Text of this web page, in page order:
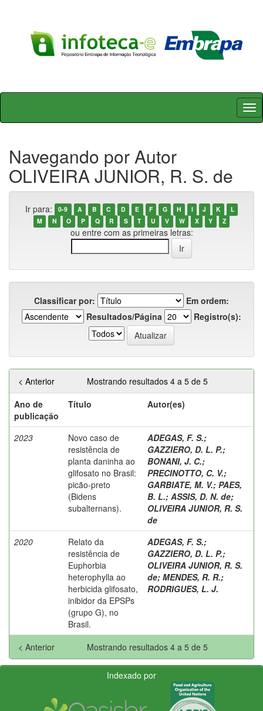
Skip
Navegando por Autor
OLIVEIRA JUNIOR, R. S. de
Ir para: 0-9 A B C D E F G H I J K
L
M
N O P Q R S T U V W X Y Z
ou entre com as primeiras letras:
Classificar por:
Em ordem:
Resultados/Página
Registro(s):
Mostrando resultados 4 a 5 de 5
< Anterior
Ano de
publicação
Título Autor(es)
2023
Novo caso de
resistência de
planta daninha ao
glifosato no Brasil:
picão-preto
(Bidens
subalternans).
ADEGAS, F. S.;
GAZZIERO, D. L. P.;
BONANI, J. C.;
PRECINOTTO, C. V.;
GARBIATE, M. V.; PAES,
B. L.; ASSIS, D. N. de;
OLIVEIRA JUNIOR, R. S.
de
2020
Relato da
resistência de
Euphorbia
heterophylla ao
herbicida glifosato,
inibidor da EPSPs
(grupo G), no
Brasil.
ADEGAS, F. S.;
GAZZIERO, D. L. P.;
OLIVEIRA JUNIOR, R. S.
de; MENDES, R. R.;
RODRIGUES, L. J.
Mostrando resultados 4 a 5 de 5
< Anterior
Indexado por